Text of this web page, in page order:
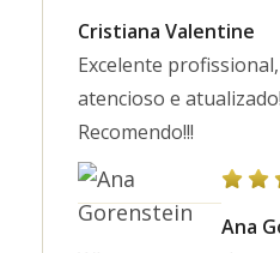
Cristiana Valentine
Excelente
atencioso e atualizado!
Recomendo!!!
Ana